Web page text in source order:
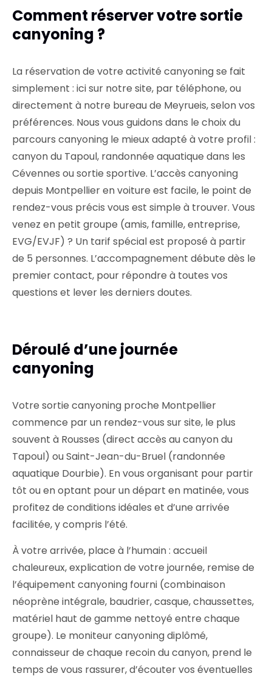
Comment réserver votre sortie
canyoning ?
La réservation de votre activité canyoning se fait
simplement : ici sur notre site, par téléphone, ou
directement à notre bureau de Meyrueis, selon vos
préférences. Nous vous guidons dans le choix du
parcours canyoning le mieux adapté à votre profil :
canyon du Tapoul, randonnée aquatique dans les
Cévennes ou sortie sportive. L’accès canyoning
depuis Montpellier en voiture est facile, le point de
rendez-vous précis vous est simple à trouver. Vous
venez en petit groupe (amis, famille, entreprise,
EVG/EVJF) ? Un tarif spécial est proposé à partir
de 5 personnes. L’accompagnement débute dès le
premier contact, pour répondre à toutes vos
questions et lever les derniers doutes.
Déroulé d’une journée
canyoning
Votre sortie canyoning proche Montpellier
commence par un rendez-vous sur site, le plus
souvent à Rousses (direct accès au canyon du
Tapoul) ou Saint-Jean-du-Bruel (randonnée
aquatique Dourbie). En vous organisant pour partir
tôt ou en optant pour un départ en matinée, vous
profitez de conditions idéales et d’une arrivée
facilitée, y compris l’été.
À votre arrivée, place à l’humain : accueil
chaleureux, explication de votre journée, remise de
l’équipement canyoning fourni (combinaison
néoprène intégrale, baudrier, casque, chaussettes,
matériel haut de gamme nettoyé entre chaque
groupe). Le moniteur canyoning diplômé,
connaisseur de chaque recoin du canyon, prend le
temps de vous rassurer, d’écouter vos éventuelles